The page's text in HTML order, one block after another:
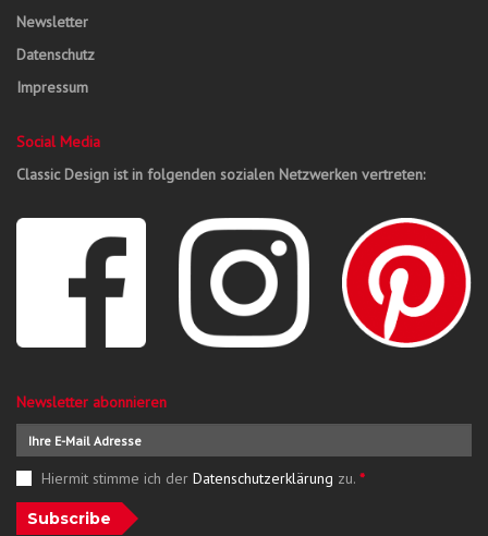
Newsletter
Datenschutz
Impressum
Social Media
Classic Design ist in folgenden sozialen Netzwerken vertreten:
Newsletter abonnieren
Hiermit stimme ich der Datenschutzerklärung zu. *
Subscribe